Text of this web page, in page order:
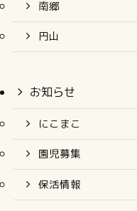
南郷
円山
お知らせ
にこまこ
園児募集
保活情報